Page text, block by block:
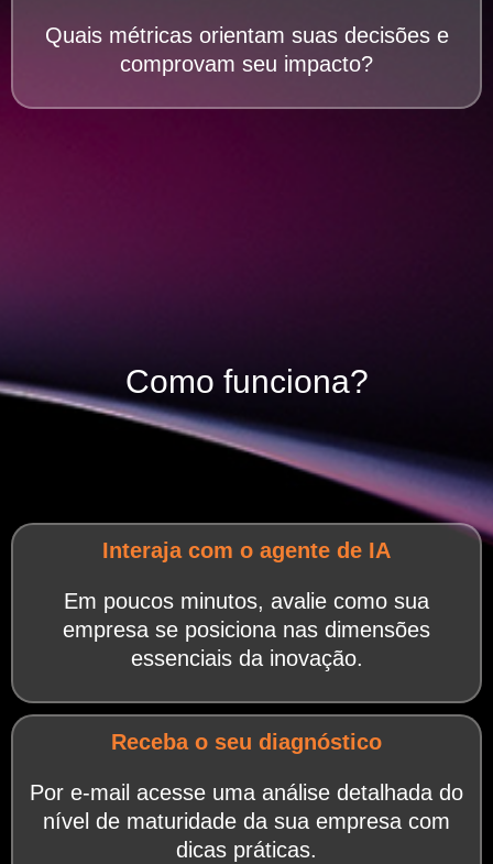
Quais métricas orientam suas decisões e
comprovam seu impacto?
Como funciona?
Interaja com o agente de IA
Em poucos minutos, avalie como sua
empresa se posiciona nas dimensões
essenciais da inovação.
Receba o seu diagnóstico
Por e-mail acesse uma análise detalhada do
nível de maturidade da sua empresa com
dicas práticas.